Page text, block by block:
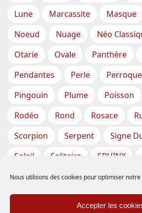
Nous utilisons des cookies pour optimiser
Accepter les
Lune
Marcassite Masque
Noeud
Nuage Néo
Otarie
Ovale Panthère
Pendantes
Perle
Pingouin
Plume Poisson
Rodéo
Rond Rosace
Scorpion
Serpent
Signe
Soleil
Solitaire SPHINX
Torsade
Tortue Train
Triangle
Trèfle Tête